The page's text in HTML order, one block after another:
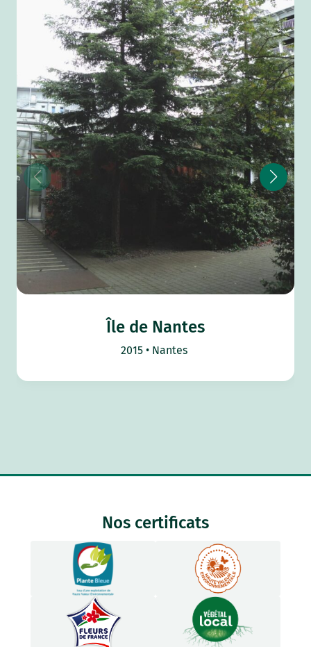
Île de Nantes
2015 Nantes
Nos certificats